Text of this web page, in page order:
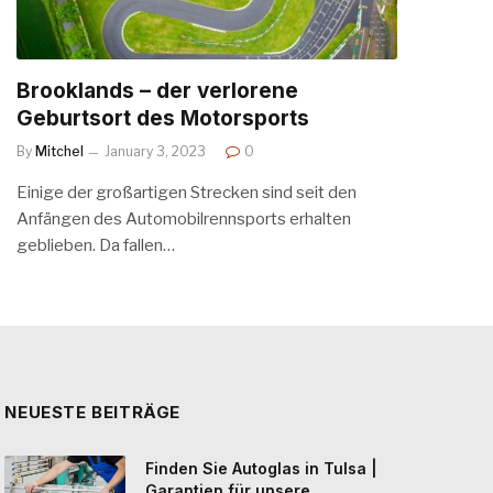
Brooklands – der verlorene
Geburtsort des Motorsports
By Mitchel January 3, 2023 0
Einige der großartigen Strecken sind seit den
Anfängen des Automobilrennsports erhalten
geblieben. Da fallen…
NEUESTE BEITRÄGE
Finden Sie Autoglas in Tulsa |